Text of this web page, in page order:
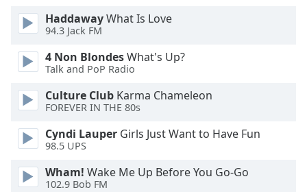
HaddawayWhat Is Love
94.3 Jack FM
4 Non BlondesWhat's Up?
Talk and PoP Radio
Culture Club Karma Chameleon
FOREVER IN THE 80s
Cyndi Lauper Girls Just Want to Have Fun
98.5 UPS
Wham! Wake Me Up Before You Go-Go
102.9 Bob FM